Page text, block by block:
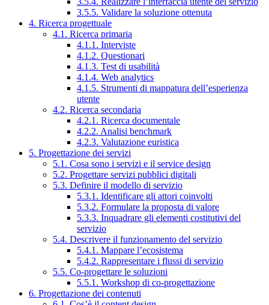
3.5.5. Validare la soluzione ottenuta
4. Ricerca progettuale
4.1. Ricerca primaria
4.1.1. Interviste
4.1.2. Questionari
4.1.3. Test di usabilità
4.1.4. Web analytics
4.1.5. Strumenti di mappatura dell’esperienza
utente
4.2. Ricerca secondaria
4.2.1. Ricerca documentale
4.2.2. Analisi benchmark
4.2.3. Valutazione euristica
5. Progettazione dei servizi
5.1. Cosa sono i servizi e il service design
5.2. Progettare servizi pubblici digitali
5.3. Definire il modello di servizio
5.3.1. Identificare gli attori coinvolti
5.3.2. Formulare la proposta di valore
5.3.3. Inquadrare gli elementi costitutivi del
servizio
5.4. Descrivere il funzionamento del servizio
5.4.1. Mappare l’ecosistema
5.4.2. Rappresentare i flussi di servizio
5.5. Co-progettare le soluzioni
5.5.1. Workshop di co-progettazione
6. Progettazione dei contenuti